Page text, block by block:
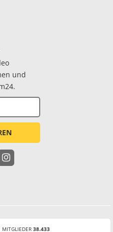
und
MITGLIEDER 38.433